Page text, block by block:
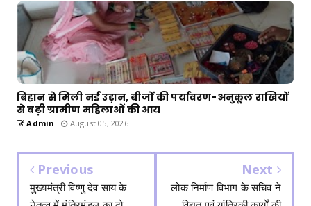
बिहान से मिली नई उड़ान, बीजों की पर्यावरण-अनुकूल राखियों
से बढ़ी ग्रामीण महिलाओं की आय
Admin August 05, 2026
Previous
मुख्यमंत्री विष्णु देव साय के
Next
लोक निर्माण विभाग के सचिव ने